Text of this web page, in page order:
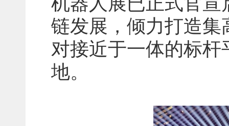
链发展，倾力打造
对接近于一体的标
地。